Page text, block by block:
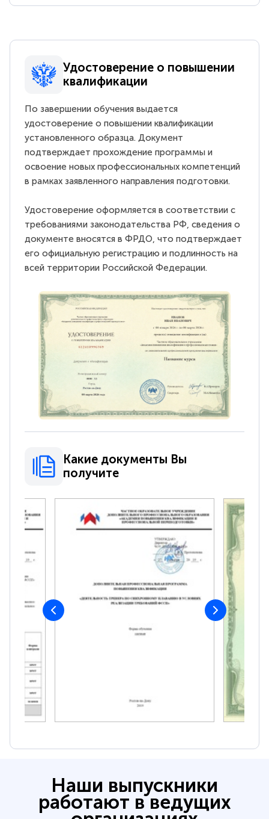
Удостоверение о повышении
квалификации
По завершении обучения выдается
удостоверение о повышении квалификации
установленного образца. Документ
подтверждает прохождение программы и
освоение новых профессиональных компетенций
в рамках заявленного направления подготовки.
Удостоверение оформляется в соответствии с
требованиями законодательства РФ, сведения о
документе вносятся в ФРДО, что подтверждает
его официальную регистрацию и подлинность на
всей территории Российской Федерации.
Какие документы Вы
получите
Наши выпускники
работают в ведущих